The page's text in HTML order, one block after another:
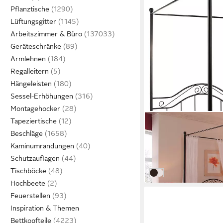
Pflanztische
Lüftungsgitter
Arbeitszimmer & Büro
Geräteschränke
Armlehnen
Regalleitern
Hängeleisten
Sessel-Erhöhungen
Montagehocker
Tapeziertische
Beschläge
Kaminumrandungen
Schutzauflagen
Tischböcke
Hochbeete
Feuerstellen
Inspiration & Themen
Bettkopfteile
HOME AFFAIRE
Bettaufsatz
ab 63,99 €
in 8-10 Werktagen bei dir
schwarz
cremeweiß